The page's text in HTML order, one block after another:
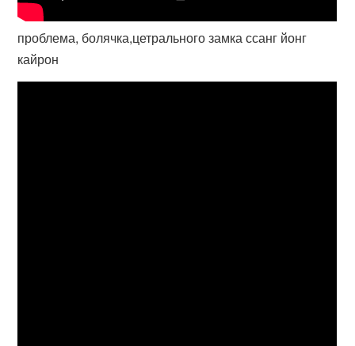
проблема, болячка,цетрального замка ссанг йонг
кайрон